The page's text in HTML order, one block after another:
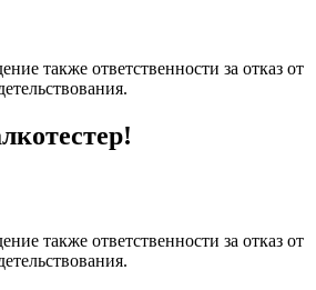
также ответственности за отказ от
также ответственности за отказ от